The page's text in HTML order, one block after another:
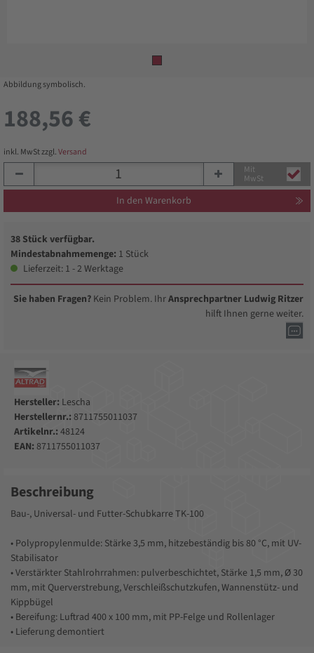
Abbildung symbolisch.
188,56 €
inkl. MwSt zzgl.Versand
Mit
MwSt
In den Warenkorb
38 Stück verfügbar.
Mindestabnahmemenge: 1 Stück
Lieferzeit: 1 - 2 Werktage
Sie haben Fragen? Kein Problem. IhrAnsprechpartner Ludwig Ritzer
hilft Ihnen gerne weiter.
Hersteller: Lescha
Herstellernr.: 8711755011037
Artikelnr.: 48124
EAN: 8711755011037
Beschreibung
Bau-, Universal- und Futter-Schubkarre TK-100
• Polypropylenmulde: Stärke 3,5 mm, hitzebeständig bis 80 °C, mit UV-
Stabilisator
• Verstärkter Stahlrohrrahmen: pulverbeschichtet, Stärke 1,5 mm, Ø 30
mm, mit Querverstrebung, Verschleißschutzkufen, Wannenstütz- und
Kippbügel
• Bereifung: Luftrad 400 x 100 mm, mit PP-Felge und Rollenlager
• Lieferung demontiert